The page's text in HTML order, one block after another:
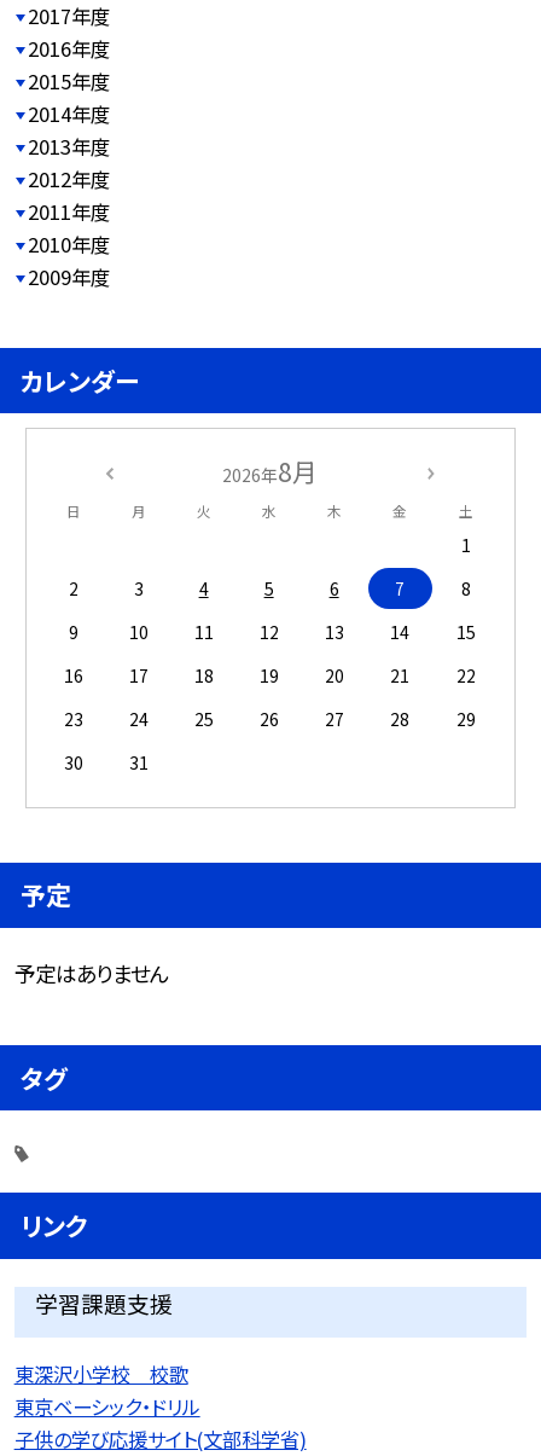
2017年度
2016年度
2015年度
2014年度
2013年度
2012年度
2011年度
2010年度
2009年度
カレンダー
2026年8月
日 月 火 水 木 金 土
1
2
3 4 5 6 7
8
9
10 11 12 13 14
15
16
17 18 19 20 21
22
23
24 25 26 27 28
29
30
31
予定
予定はありません
タグ
リンク
学習課題支援
東深沢小学校 校歌
東京ベーシック・ドリル
子供の学び応援サイト(文部科学省)